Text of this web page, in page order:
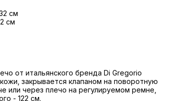
см
см
от итальянского бренда Di Gregorio
закрывается клапаном на поворотную
или через плечо на регулируемом ремне,
- 122 см.